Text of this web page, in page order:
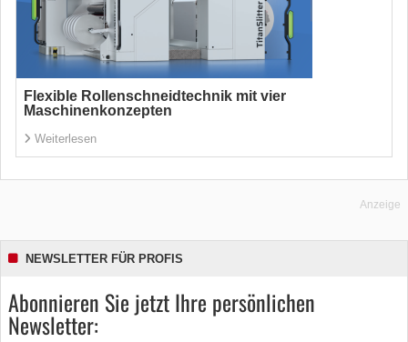
Flexible Rollenschneidtechnik mit vier
Maschinenkonzepten
Weiterlesen
Anzeige
NEWSLETTER FÜR PROFIS
Abonnieren Sie jetzt Ihre persönlichen
Newsletter: